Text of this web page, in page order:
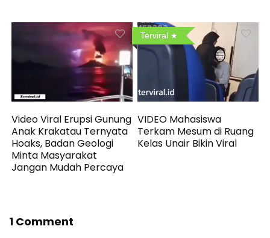
Video Viral Erupsi Gunung
Anak Krakatau Ternyata
Hoaks, Badan Geologi
Minta Masyarakat
Jangan Mudah Percaya
Terviral
VIDEO Mahasiswa
Terkam Mesum di Ruang
Kelas Unair Bikin Viral
1 Comment